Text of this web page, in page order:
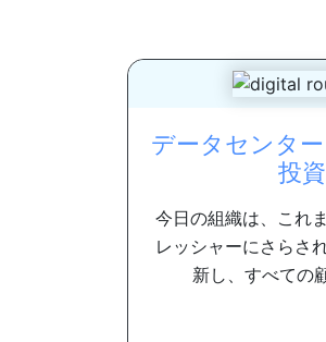
データセンタ
投
今日の組織は、これ
レッシャーにさらさ
新し、すべての